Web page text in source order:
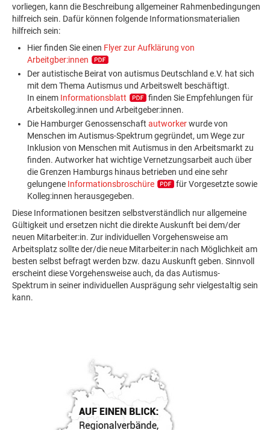
vorliegen, kann die Beschreibung allgemeiner Rahmenbedingungen
hilfreich sein. Dafür können folgende Informationsmaterialien
hilfreich sein:
Hier finden Sie einen Flyer zur Aufklärung von
Arbeitgber:innen
Der autistische Beirat von autismus Deutschland e.V. hat sich
mit dem Thema Autismus und Arbeitswelt beschäftigt.
In einem Informationsblatt
finden Sie Empfehlungen für
Arbeitskolleg:innen und Arbeitgeber:innen.
Die Hamburger Genossenschaft autworkerwurde von
Menschen im Autismus-Spektrum gegründet, um Wege zur
Inklusion von Menschen mit Autismus in den Arbeitsmarkt zu
finden. Autworker hat wichtige Vernetzungsarbeit auch über
die Grenzen Hamburgs hinaus betrieben und eine sehr
gelungene Informationsbroschüre
für Vorgesetzte sowie
Kolleg:innen herausgegeben.
Diese Informationen besitzen selbstverständlich nur allgemeine
Gültigkeit und ersetzen nicht die direkte Auskunft bei dem/der
neuen Mitarbeiter:in. Zur individuellen Vorgehensweise am
Arbeitsplatz sollte der/die neue Mitarbeiter:in nach Möglichkeit am
besten selbst befragt werden bzw. dazu Auskunft geben. Sinnvoll
erscheint diese Vorgehensweise auch, da das Autismus-
Spektrum in seiner individuellen Ausprägung sehr vielgestaltig sein
kann.